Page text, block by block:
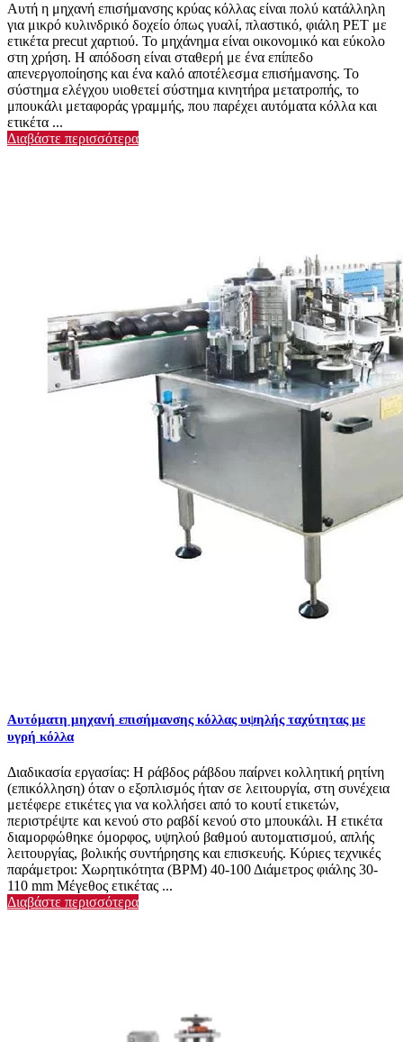
Αυτή η μηχανή επισήμανσης κρύας κόλλας είναι πολύ κατάλληλη
για μικρό κυλινδρικό δοχείο όπως γυαλί, πλαστικό, φιάλη ΡΕΤ με
ετικέτα precut χαρτιού. Το μηχάνημα είναι οικονομικό και εύκολο
στη χρήση. Η απόδοση είναι σταθερή με ένα επίπεδο
απενεργοποίησης και ένα καλό αποτέλεσμα επισήμανσης. Το
σύστημα ελέγχου υιοθετεί σύστημα κινητήρα μετατροπής, το
μπουκάλι μεταφοράς γραμμής, που παρέχει αυτόματα κόλλα και
ετικέτα ...
Διαβάστε περισσότερα
Αυτόματη μηχανή επισήμανσης κόλλας υψηλής ταχύτητας με
υγρή κόλλα
Διαδικασία εργασίας: Η ράβδος ράβδου παίρνει κολλητική ρητίνη
(επικόλληση) όταν ο εξοπλισμός ήταν σε λειτουργία, στη συνέχεια
μετέφερε ετικέτες για να κολλήσει από το κουτί ετικετών,
περιστρέψτε και κενού στο ραβδί κενού στο μπουκάλι. Η ετικέτα
διαμορφώθηκε όμορφος, υψηλού βαθμού αυτοματισμού, απλής
λειτουργίας, βολικής συντήρησης και επισκευής. Κύριες τεχνικές
παράμετροι: Χωρητικότητα (BPM) 40-100 Διάμετρος φιάλης 30-
110 mm Μέγεθος ετικέτας ...
Διαβάστε περισσότερα